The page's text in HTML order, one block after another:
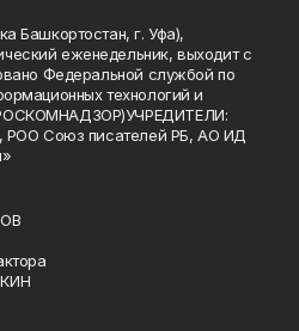
Башкортостан, г. Уфа),
еженедельник, выходит с
Федеральной службой по
технологий и
РОО Союз писателей РБ, АО ИД